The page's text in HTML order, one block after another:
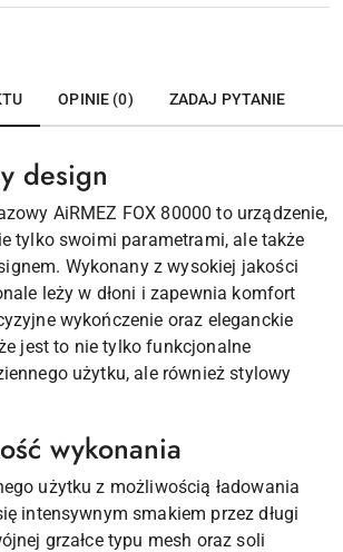
OPINIE (0) ZADAJ PYTANIE
design
AiRMEZ FOX 80000 to urządzenie,
tylko swoimi parametrami, ale także
Wykonany z wysokiej jakości
leży w dłoni i zapewnia komfort
wykończenie oraz eleganckie
jest to nie tylko funkcjonalne
użytku, ale również stylowy
wykonania
użytku z możliwością ładowania
intensywnym smakiem przez długi
grzałce typu mesh oraz soli